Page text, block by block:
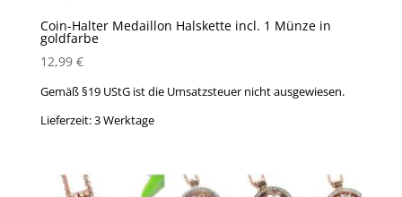
Coin-Halter Medaillon Halskette incl. 1 Münze in
goldfarbe
12,99 €
Gemäß §19 UStG ist die Umsatzsteuer nicht ausgewiesen.
Lieferzeit:3 Werktage